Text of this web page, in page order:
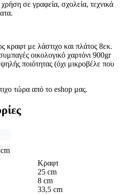
σε γραφεία, σχολεία, τεχνικά
κραφτ με λάστιχο και πλάτος 8εκ.
οικολογικό χαρτόνι 900gr
ποιότητας (όχι μικροβέλε που
τώρα από το eshop μας.
Κραφτ
25 cm
8 cm
33,5 cm